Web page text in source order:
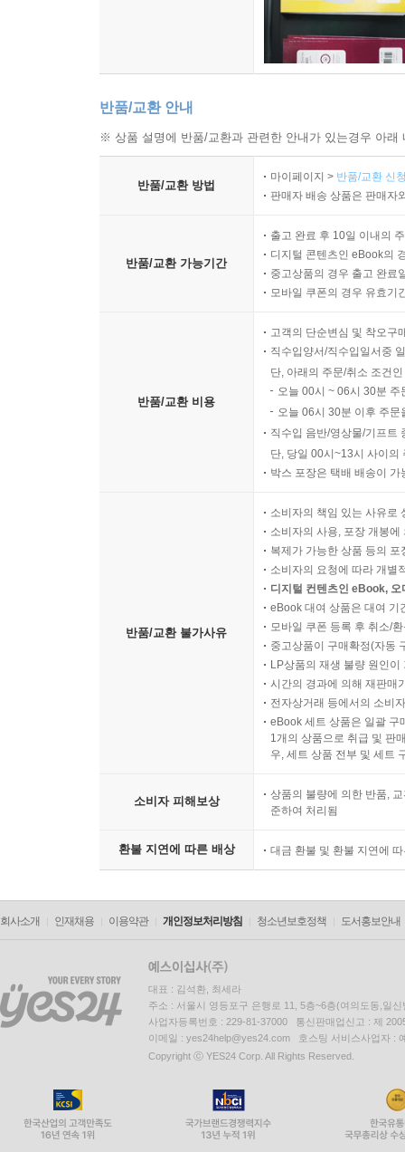
반품/교환 안내
※ 상품 설명에 반품/교환과 관련한 안내가 있는경우 아
반품/교환 방법
마이페이지 > 반품/교환 신
판매자 배송 상품은 판매자
반품/교환 가능기간
출고 완료 후 10일 이내의
디지털 콘텐츠인 eBook의
중고상품의 경우 출고 완료
모바일 쿠폰의 경우 유효기
반품/교환 비용
고객의 단순변심 및 착오구
직수입양서/직수입일서중
단, 아래의 주문/취소 조건
오늘 00시 ~ 06시 30분
오늘 06시 30분 이후 주
직수입 음반/영상물/기프트
단, 당일 00시~13시 사이의
박스 포장은 택배 배송이
반품/교환 불가사유
소비자의 책임 있는 사유로
소비자의 사용, 포장 개봉
복제가 가능한 상품 등의
소비자의 요청에 따라 개별
디지털 컨텐츠인 eBook,
eBook 대여 상품은 대여 기
모바일 쿠폰 등록 후 취소/
중고상품이 구매확정(자동
LP상품의 재생 불량 원인
시간의 경과에 의해 재판매
전자상거래 등에서의 소비
eBook 세트 상품은 일괄 구
1개의 상품으로 취급 및 판
우, 세트 상품 전부 및 세트
소비자 피해보상
상품의 불량에 의한 반품,
준하여 처리됨
환불 지연에 따른 배상 대금 환불 및 환불 지연에
회사소개 인재채용 이용약관 개인정보처리방침 청소년보호정책 도서홍보안내
대표 : 김석환, 최세라
주소 : 서울시 영등포구 은행로 11, 5층~6층(여의도동,일신
사업자등록번호 : 229-81-37000 통신판매업신고 : 제
이메일 : yes24help@yes24.com 호스팅 서비스사업자 :
Copyright ⓒ YES24 Corp. All Rights Reserved.